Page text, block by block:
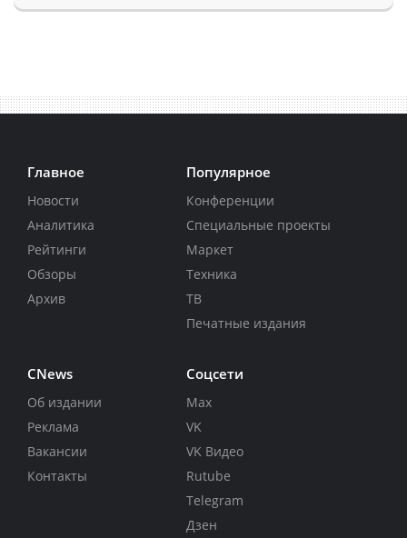
Главное
Новости
Аналитика
Рейтинги
Обзоры
Архив
Популярное
Конференции
Специальные проекты
Маркет
Техника
ТВ
Печатные издания
CNews
Об издании
Реклама
Вакансии
Контакты
Соцсети
Max
VK
VK Видео
Rutube
Telegram
Дзен